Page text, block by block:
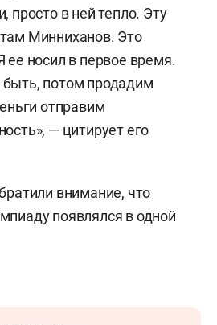
просто в ней тепло. Эту
Минниханов. Это
ее носил в первое время.
потом продадим
отправим
— цитирует его
внимание, что
появлялся в одной